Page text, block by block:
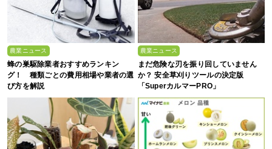
農業ニュース
蜂の巣駆除業者おすすめランキン
グ！ 種類ごとの費用相場や業者の選
び方を解説
農業ニュース
まだ危険な刃を振り回していません
か？ 安全草刈りツールの決定版
「SuperカルマーPRO」